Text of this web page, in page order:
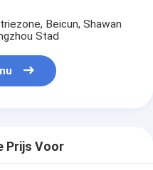
Beicun, Shawan
Stad
Prijs Voor